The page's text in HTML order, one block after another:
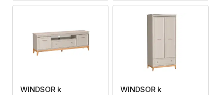
WINDSOR k WINDSOR k